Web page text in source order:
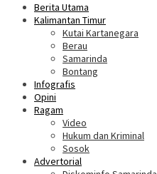
Berita Utama
Kalimantan Timur
Kutai Kartanegara
Berau
Samarinda
Bontang
Infografis
Opini
Ragam
Video
Hukum dan Kriminal
Sosok
Advertorial